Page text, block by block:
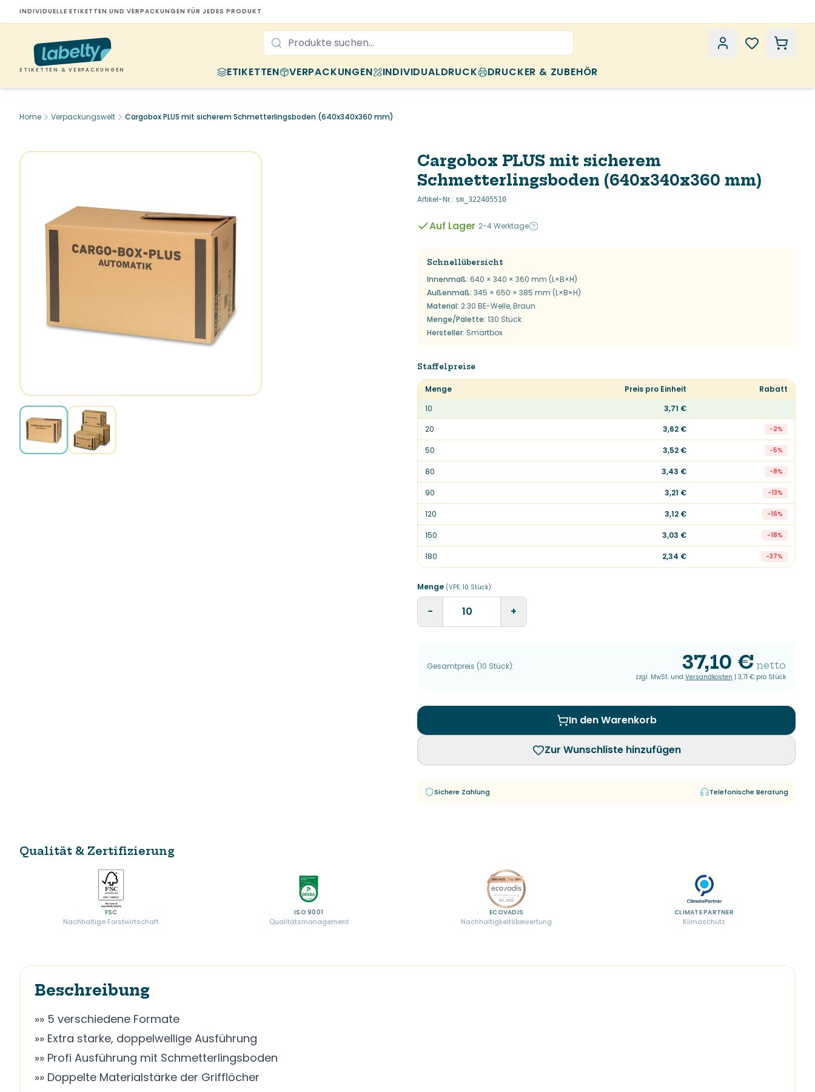
INDIVIDUELLE ETIKETTEN UND VERPACKUNGEN FÜR JEDES PRODUKT
ETIKETTEN & VERPACKUNGEN ETIKETTEN VERPACKUNGEN INDIVIDUALDRUCK DRUCKER & ZUBEHÖR
Home Verpackungswelt Cargobox PLUS mit sicherem Schmetterlingsboden (640x340x360 mm)
Cargobox PLUS mit sicherem
Schmetterlingsboden (640x340x360 mm)
Artikel-Nr.: sm_322405510
Auf Lager· 2-4 Werktage
Schnellübersicht
Innenmaß: 640 × 340 × 360 mm (L×B×H)
Außenmaß: 345 × 650 × 385 mm (L×B×H)
Material: 2.30 BE-Welle, Braun
Menge/Palette: 130 Stück
Hersteller: Smartbox
Staffelpreise
Menge Preis pro Einheit
Rabatt
10
3,71 €
20
3,62 € -2%
50 3,52 € -5%
80 3,43 € -8%
90 3,21 € -13%
120 3,12 € -16%
150 3,03 € -18%
180 2,34 € -37%
Menge (VPE: 10 Stück)
− +
Gesamtpreis (10 Stück): 37,10 € netto
zzgl. MwSt. und Versandkosten | 3,71 € pro Stück
In den Warenkorb
Zur Wunschliste hinzufügen
Sichere Zahlung Telefonische Beratung
Qualität & Zertifizierung
FSC
Nachhaltige Forstwirtschaft
ISO 9001
Qualitätsmanagement
ECOVADIS
Nachhaltigkeitsbewertung
CLIMATE PARTNER
Klimaschutz
Beschreibung
»» 5 verschiedene Formate
»» Extra starke, doppelwellige Ausführung
»» Profi Ausführung mit Schmetterlingsboden
»» Doppelte Materialstärke der Grifflöcher